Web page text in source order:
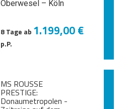
Oberwesel – Köln
8 Tage ab 1.199,00 €
p.P.
MS ROUSSE
PRESTIGE:
Donaumetropolen -